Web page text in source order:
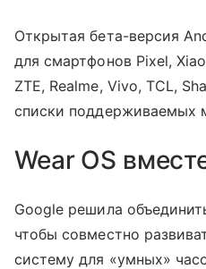
Открытая бета-версия
для смартфонов Pixel,
ZTE, Realme, Vivo, TCL,
списки поддерживаемых
Wear OS
Google решила
чтобы совместно
систему для «умных»